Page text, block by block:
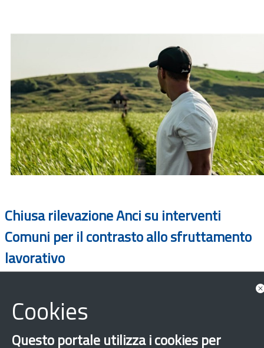
Chiusa rilevazione Anci su interventi
Comuni per il contrasto allo sfruttamento
lavorativo
Cookies
Questo portale utilizza i cookies per